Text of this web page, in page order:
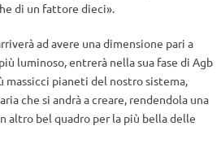
di un fattore dieci».
ad avere una dimensione pari a
luminoso, entrerà nella sua fase di Agb
pianeti del nostro sistema,
che si andrà a creare, rendendola una
altro bel quadro per la più bella delle